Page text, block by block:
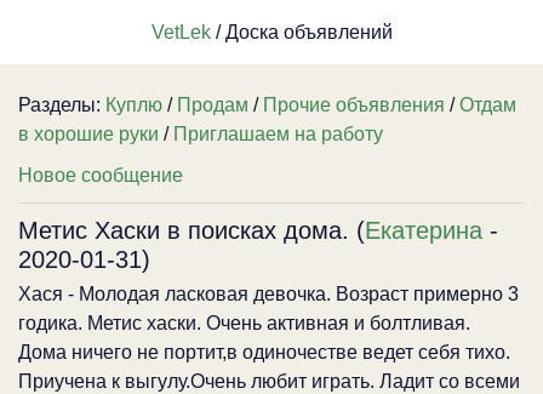
VetLek/ Доска объявлений
Разделы: Куплю / Продам / Прочие объявления /Отдам
в хорошие руки / Приглашаем на работу
Новое сообщение
Метис Хаски в поисках дома. (Екатерина -
2020-01-31)
Хася - Молодая ласковая девочка. Возраст примерно 3
годика. Метис хаски. Очень активная и болтливая.
Дома ничего не портит,в одиночестве ведет себя тихо.
Приучена к выгулу.Очень любит играть. Ладит со всеми